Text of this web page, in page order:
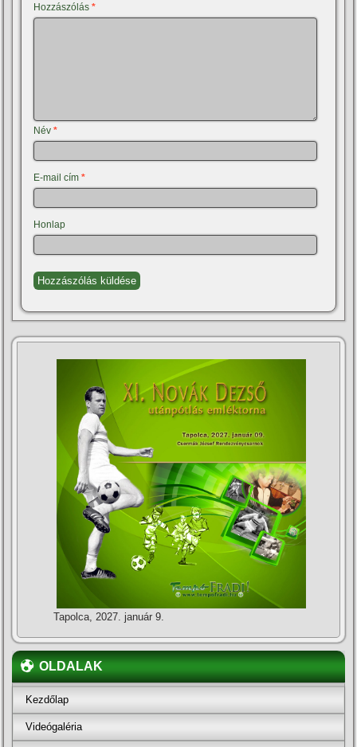
Hozzászólás*
Név*
E-mail cím*
Honlap
Tapolca, 2027. január 9.
OLDALAK
Kezdőlap
Videógaléria